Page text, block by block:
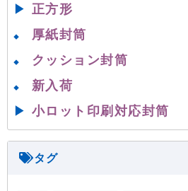
▶ 正方形
◆ 厚紙封筒
◆ クッション封筒
◆
新入荷
▶ 小ロット印刷対応封筒